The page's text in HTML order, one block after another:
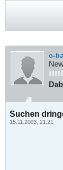
c-
Suchen
15.11.2003, 21:21